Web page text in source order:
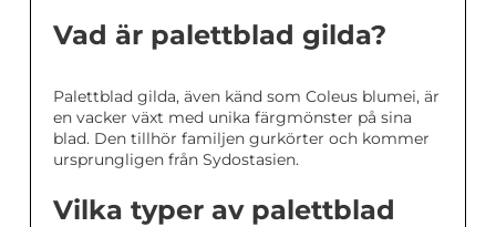
Vad är palettblad gilda?
Palettblad gilda, även känd som Coleus blumei, är
en vacker växt med unika färgmönster på sina
blad. Den tillhör familjen gurkörter och kommer
ursprungligen från Sydostasien.
Vilka typer av palettblad